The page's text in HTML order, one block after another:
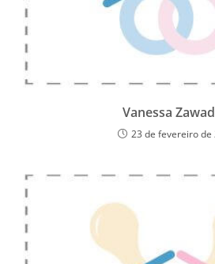
Vanessa
23 de fevereiro de